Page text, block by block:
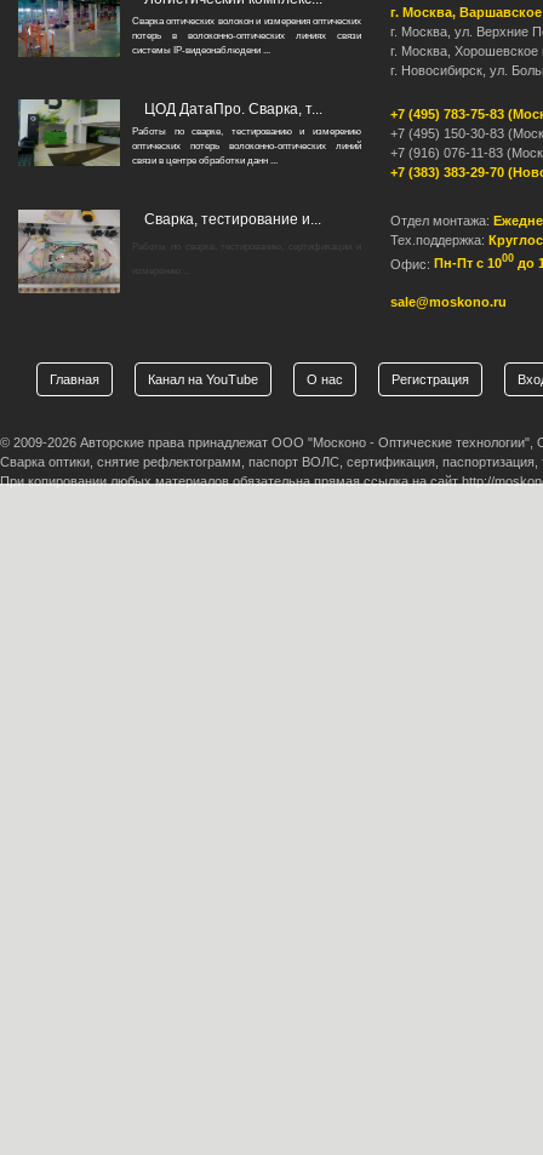
Сварка оптических волокон и измерения оптических
потерь в волоконно-оптических линиях связи
системы IP-видеонаблюдени ...
ЦОД ДатаПро. Сварка, т...
Работы по сварке, тестированию и измерению
оптических потерь волоконно-оптических линий
связи в центре обработки данн ...
Сварка, тестирование и...
Работы по сварке, тестированию, сертификации и
измерению ...
г. Москва,
г. Москва, ул. Верхние
г. Москва,
г. Новосибирск, ул.
+7 (495) 783-75-83
+7 (495) 150-30-83
+7 (916) 076-11-83
+7 (383) 383-29-70
Отдел монтажа:
Тех.поддержка:
Офис: Пн-Пт с 1000до
sale@moskono.ru
Главная Канал на YouTube О нас Регистрация
© 2009-2026 Авторские права принадлежат ООО "Москоно - Оптические
Сварка оптики, снятие рефлектограмм, паспорт ВОЛС, сертификация,
При копировании любых материалов обязательна прямая ссылка на сайт http://